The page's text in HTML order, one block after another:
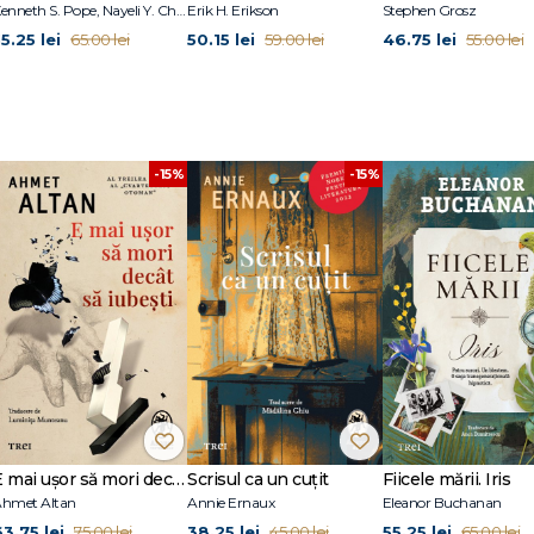
lei 65.00 lei
Erik H. Erikson
50.15 lei 59.00 lei
Stephen Grosz
46.75 lei 55.00 lei
-15%
E mai ușor să mori decât să iubești (seria Cvartetul Otoman, vol.3)
Altan
-15%
Scrisul ca un cuțit
Annie Ernaux
Fiicele mării. Iris
Eleanor Buchanan